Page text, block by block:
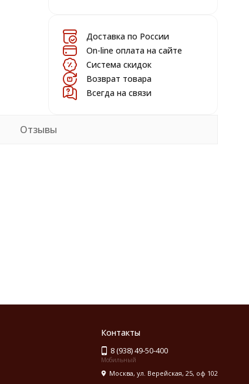
Доставка по России
On-line оплата на сайте
Система скидок
Возврат товара
Всегда на связи
Отзывы
Контакты
8 (938) 49-50-400
Мобильный
Москва, ул. Верейская, 25, оф 102